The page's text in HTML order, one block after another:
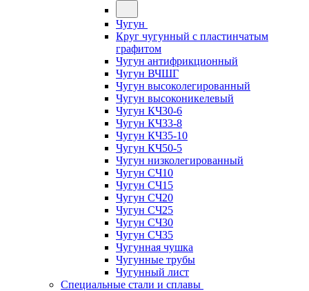
Чугун
Круг чугунный с пластинчатым
графитом
Чугун антифрикционный
Чугун ВЧШГ
Чугун высоколегированный
Чугун высоконикелевый
Чугун КЧ30-6
Чугун КЧ33-8
Чугун КЧ35-10
Чугун КЧ50-5
Чугун низколегированный
Чугун СЧ10
Чугун СЧ15
Чугун СЧ20
Чугун СЧ25
Чугун СЧ30
Чугун СЧ35
Чугунная чушка
Чугунные трубы
Чугунный лист
Специальные стали и сплавы